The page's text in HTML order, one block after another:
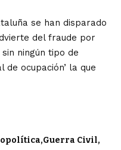
se han disparado
del fraude por
ningún tipo de
de ocupación’ la que
Guerra Civil